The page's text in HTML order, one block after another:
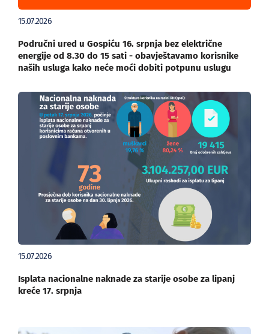
15.07.2026
Područni ured u Gospiću 16. srpnja bez električne
energije od 8.30 do 15 sati - obavještavamo korisnike
naših usluga kako neće moći dobiti potpunu uslugu
15.07.2026
Isplata nacionalne naknade za starije osobe za lipanj
kreće 17. srpnja